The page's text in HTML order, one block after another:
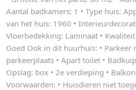
Aantal badkamers: 1 • Type huis:
van het huis: 1960 •
Vloerbedekking: Laminaat •
Goed Ook in dit huurhuis: • Parkeer
parkeerplaats • Apart toilet •
Opslag: box • 2e verdieping •
Voorwaarden: • Huisdieren niet